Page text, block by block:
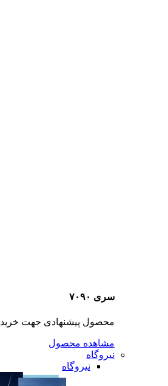
سری ۷۰۹۰
محصول پیشنهادی جهت خرید
مشاهده محصول
نیروگاه
نیروگاه